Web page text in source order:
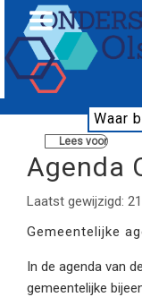
Lees voor
Agenda
Laatst gewijzigd:
Gemeentelijke
In de agenda van
gemeentelijke